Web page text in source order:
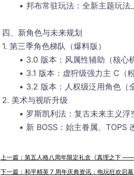
邦布常驻玩法：全新主题玩法
四、新角色与未来规划
1. 第三季角色梯队（爆料版）
3.0 版本 ： 风属性辅助 （核
3.1 版本 ： 虚狩级强力主 C （
3.2 版本 ： 人权级泛用角色（
2. 美术与视听升级
罗斯凯利法：复古未来主义浮
新 BOSS：始主眷属、TOPS
上一篇：第五人格八周年限定礼盒《真理之下
下一篇：和平精英 7 周年庆典资讯：电玩狂欢启